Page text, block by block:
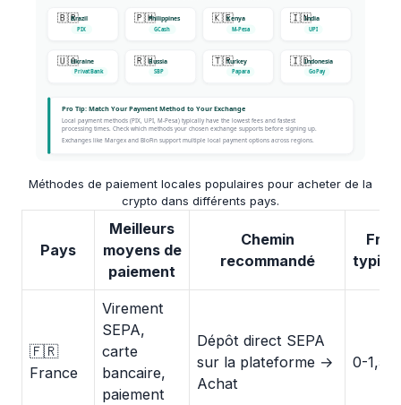
Méthodes de paiement locales populaires pour acheter de la
crypto dans différents pays.
Pays
Meilleurs
moyens de
paiement
Chemin
recommandé
Frais
🇫🇷
France
Virement
SEPA,
carte
bancaire,
paiement
Dépôt direct SEPA
sur la plateforme →
Achat
0-1,5